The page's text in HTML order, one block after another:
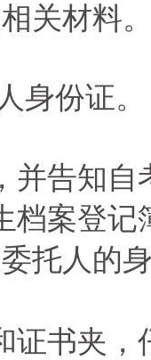
关材料
身份证。
并告知
档案登
托人的
证书夹